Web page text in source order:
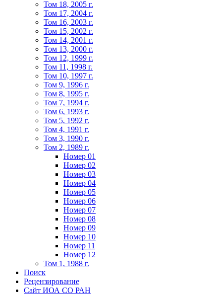
Том 18, 2005 г.
Том 17, 2004 г.
Том 16, 2003 г.
Том 15, 2002 г.
Том 14, 2001 г.
Том 13, 2000 г.
Том 12, 1999 г.
Том 11, 1998 г.
Том 10, 1997 г.
Том 9, 1996 г.
Том 8, 1995 г.
Том 7, 1994 г.
Том 6, 1993 г.
Том 5, 1992 г.
Том 4, 1991 г.
Том 3, 1990 г.
Том 2, 1989 г.
Номер 01
Номер 02
Номер 03
Номер 04
Номер 05
Номер 06
Номер 07
Номер 08
Номер 09
Номер 10
Номер 11
Номер 12
Том 1, 1988 г.
Поиск
Рецензирование
Сайт ИОА СО РАН